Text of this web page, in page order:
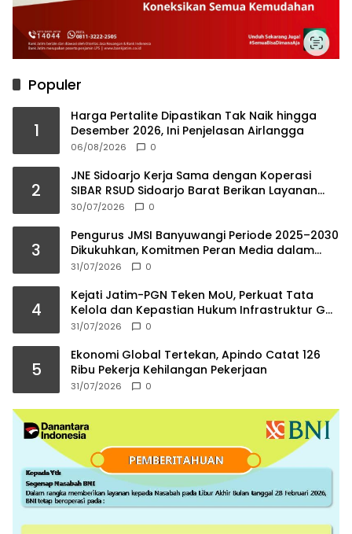
Populer
1
Harga Pertalite Dipastikan Tak Naik hingga
Desember 2026, Ini Penjelasan Airlangga
06/08/2026 0
2
JNE Sidoarjo Kerja Sama dengan Koperasi
SIBAR RSUD Sidoarjo Barat Berikan Layanan
Farmasi Tanpa Antri
30/07/2026 0
3
Pengurus JMSI Banyuwangi Periode 2025–2030
Dikukuhkan, Komitmen Peran Media dalam
Investasi Daerah
31/07/2026 0
4
Kejati Jatim-PGN Teken MoU, Perkuat Tata
Kelola dan Kepastian Hukum Infrastruktur Gas
Bumi
31/07/2026 0
5
Ekonomi Global Tertekan, Apindo Catat 126
Ribu Pekerja Kehilangan Pekerjaan
31/07/2026 0